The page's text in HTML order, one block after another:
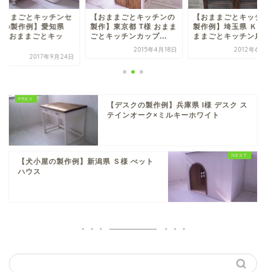
ままごとキッチンセ
の製作例】愛知県
おままごとキッ
2017年9月24日
【おままごとキッチンの
製作】東京都 T様 おまま
ごとキッチンカップ...
2015年4月18日
【おままごとキッチ
製作例】埼玉県 Ｋ
ままごとキッチン扉
2012年6
【デスクの製作例】兵庫県 I様 デスク ス
テインオーク×ミルキーホワイト
【犬小屋の製作例】新潟県 Ｓ様 ぺット
ハウス